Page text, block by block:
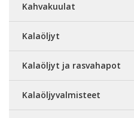
Kahvakuulat
Kalaöljyt
Kalaöljyt ja rasvahapot
Kalaöljyvalmisteet